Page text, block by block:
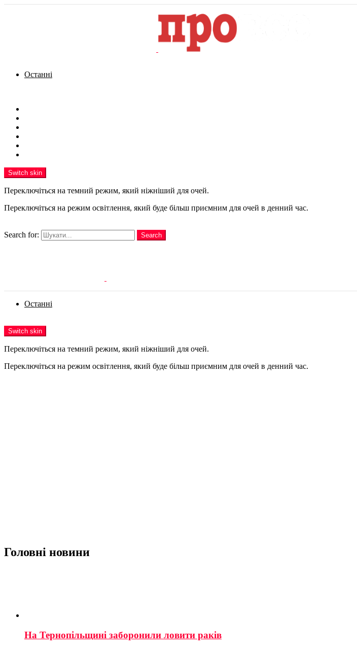
Останні
Switch skin
Переключіться на темний режим, який ніжніший для очей.
Переключіться на режим освітлення, який буде більш приємним для очей в денний час.
Search for:
Search
Останні
Switch skin
Переключіться на темний режим, який ніжніший для очей.
Переключіться на режим освітлення, який буде більш приємним для очей в денний час.
Головні новини
На Тернопільщині заборонили ловити раків